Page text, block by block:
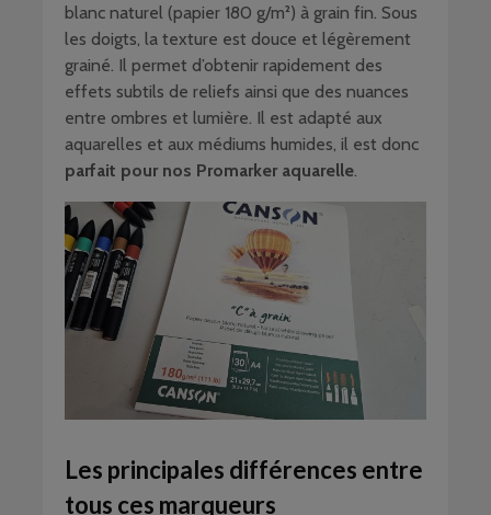
blanc naturel (papier 180 g/m²) à grain fin. Sous
les doigts, la texture est douce et légèrement
grainé. Il permet d’obtenir rapidement des
effets subtils de reliefs ainsi que des nuances
entre ombres et lumière. Il est adapté aux
aquarelles et aux médiums humides, il est donc
parfait pour nos Promarker aquarelle.
Les principales différences entre
tous ces marqueurs